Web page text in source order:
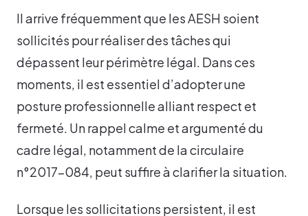
Il arrive fréquemment que les AESH soient
sollicités pour réaliser des tâches qui
dépassent leur périmètre légal. Dans ces
moments, il est essentiel d’adopter une
posture professionnelle alliant respect et
fermeté. Un rappel calme et argumenté du
cadre légal, notamment de la circulaire
n°2017-084, peut suffire à clarifier la situation.
Lorsque les sollicitations persistent, il est